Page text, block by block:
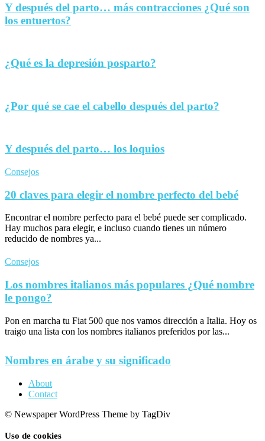
Y después del parto… más contracciones ¿Qué son
los entuertos?
¿Qué es la depresión posparto?
¿Por qué se cae el cabello después del parto?
Y después del parto… los loquios
Consejos
20 claves para elegir el nombre perfecto del bebé
Encontrar el nombre perfecto para el bebé puede ser complicado.
Hay muchos para elegir, e incluso cuando tienes un número
reducido de nombres ya...
Consejos
Los nombres italianos más populares ¿Qué nombre
le pongo?
Pon en marcha tu Fiat 500 que nos vamos dirección a Italia. Hoy os
traigo una lista con los nombres italianos preferidos por las...
Nombres en árabe y su significado
About
Contact
© Newspaper WordPress Theme by TagDiv
Uso de cookies